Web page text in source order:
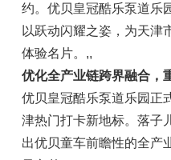
约。优贝皇冠酷乐泵道乐
以跃动闪耀之姿，为天津
体验名片。 ,,
优化全产业链跨界融合，
优贝皇冠酷乐泵道乐园正
津热门打卡新地标。落子
出优贝童车前瞻性的全产